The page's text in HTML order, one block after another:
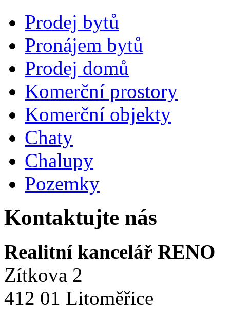
Prodej bytů
Pronájem bytů
Prodej domů
Komerční prostory
Komerční objekty
Chaty
Chalupy
Pozemky
Kontaktujte nás
Realitní kancelář RENO
Zítkova 2
412 01 Litoměřice